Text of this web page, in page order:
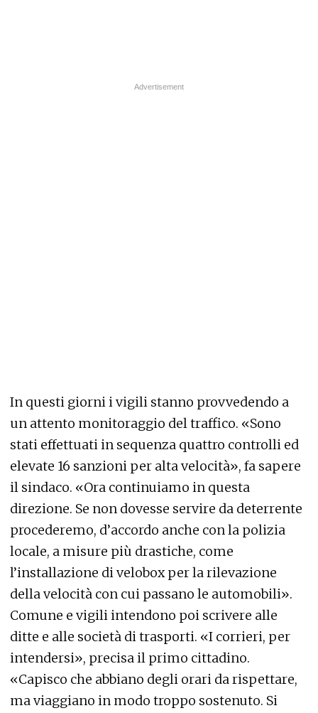
In questi giorni i vigili stanno provvedendo a
un attento monitoraggio del traffico. «Sono
stati effettuati in sequenza quattro controlli ed
elevate 16 sanzioni per alta velocità», fa sapere
il sindaco. «Ora continuiamo in questa
direzione. Se non dovesse servire da deterrente
procederemo, d’accordo anche con la polizia
locale, a misure più drastiche, come
l’installazione di velobox per la rilevazione
della velocità con cui passano le automobili».
Comune e vigili intendono poi scrivere alle
ditte e alle società di trasporti. «I corrieri, per
intendersi», precisa il primo cittadino.
«Capisco che abbiano degli orari da rispettare,
ma viaggiano in modo troppo sostenuto. Si